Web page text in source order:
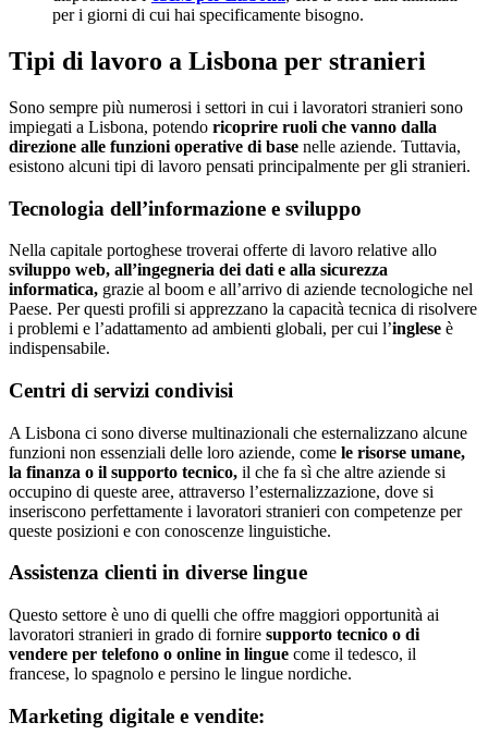
per i giorni di cui hai specificamente bisogno.
Tipi di lavoro a Lisbona per stranieri
Sono sempre più numerosi i settori in cui i lavoratori stranieri sono
impiegati a Lisbona, potendo ricoprire ruoli che vanno dalla
direzione alle funzioni operative di base nelle aziende. Tuttavia,
esistono alcuni tipi di lavoro pensati principalmente per gli stranieri.
Tecnologia dell’informazione e sviluppo
Nella capitale portoghese troverai offerte di lavoro relative allo
sviluppo web, all’ingegneria dei dati e alla sicurezza
informatica, grazie al boom e all’arrivo di aziende tecnologiche nel
Paese. Per questi profili si apprezzano la capacità tecnica di risolvere
i problemi e l’adattamento ad ambienti globali, per cui l’inglese è
indispensabile.
Centri di servizi condivisi
A Lisbona ci sono diverse multinazionali che esternalizzano alcune
funzioni non essenziali delle loro aziende, come le risorse umane,
la finanza o il supporto tecnico, il che fa sì che altre aziende si
occupino di queste aree, attraverso l’esternalizzazione, dove si
inseriscono perfettamente i lavoratori stranieri con competenze per
queste posizioni e con conoscenze linguistiche.
Assistenza clienti in diverse lingue
Questo settore è uno di quelli che offre maggiori opportunità ai
lavoratori stranieri in grado di fornire supporto tecnico o di
vendere per telefono o online in lingue come il tedesco, il
francese, lo spagnolo e persino le lingue nordiche.
Marketing digitale e vendite: